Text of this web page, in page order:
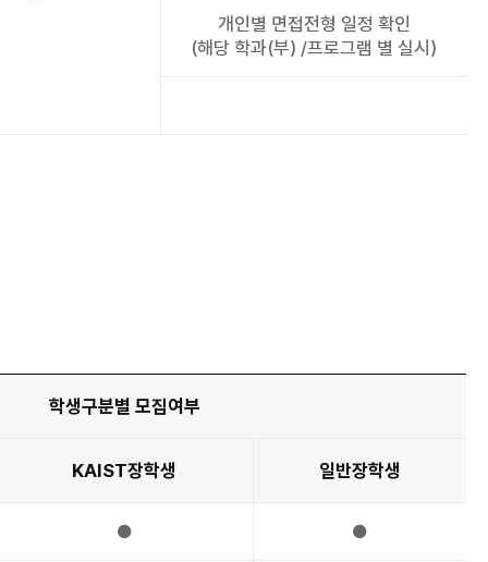
개인별 면접전형 일정 확인
(해당 학과(부) /프로그램 별 실시)
학생구분별 모집여부
KAIST장학생 일반장학생
● ●